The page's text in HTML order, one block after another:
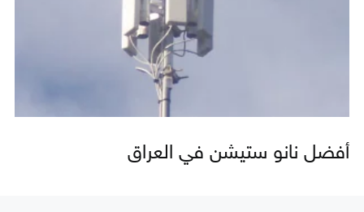
أفضل نانو ستيشن في العراق